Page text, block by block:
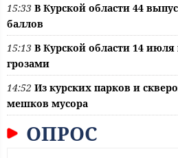
15:33 В Курской области 44
баллов
15:13 В Курской области 14
грозами
14:52 Из курских парков и
мешков мусора
ОПРОС